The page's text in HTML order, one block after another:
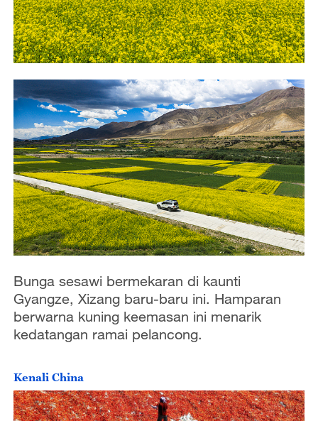
Bunga sesawi bermekaran di kaunti
Gyangze, Xizang baru-baru ini. Hamparan
berwarna kuning keemasan ini menarik
kedatangan ramai pelancong.
Kenali China